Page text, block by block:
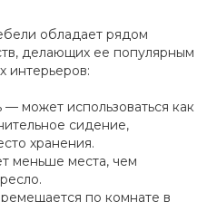
обладает рядом
делающих ее популярным
интерьеров:
может использоваться как
сидение,
хранения.
меньше места, чем
по комнате в